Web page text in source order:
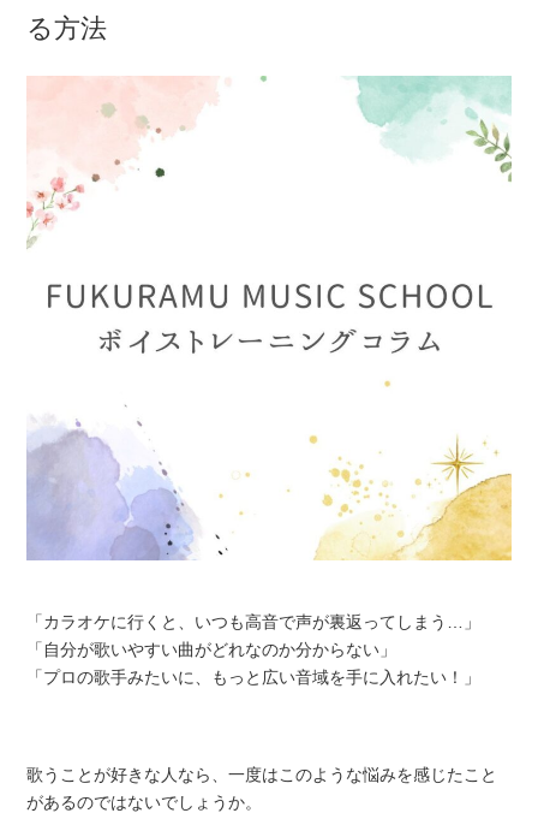
る方法
「カラオケに行くと、いつも高音で声が裏返ってしまう…」
「自分が歌いやすい曲がどれなのか分からない」
「プロの歌手みたいに、もっと広い音域を手に入れたい！」
歌うことが好きな人なら、一度はこのような悩みを感じたこと
があるのではないでしょうか。